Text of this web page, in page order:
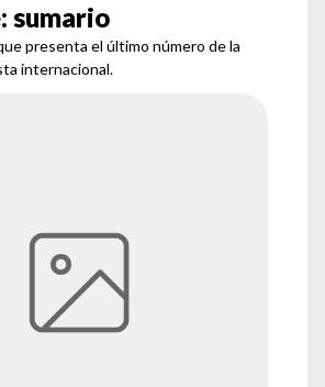
sumario
presenta el último número de la
internacional.